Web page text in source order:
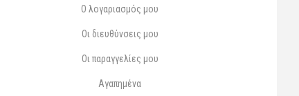
Ο λογαριασμός μου
Οι διευθύνσεις μου
Οι παραγγελίες μου
Αγαπημένα